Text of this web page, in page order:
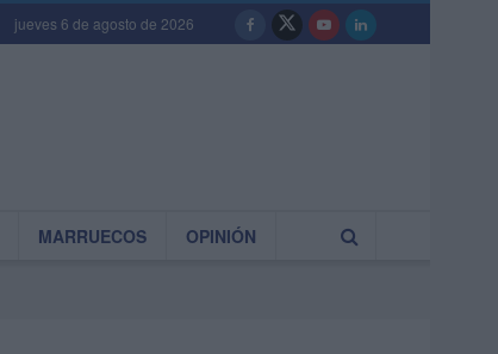
jueves 6 de agosto de 2026
MARRUECOS OPINIÓN